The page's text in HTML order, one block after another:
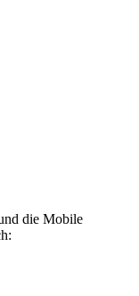
die Mobile